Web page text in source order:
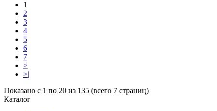
1
2
3
4
5
6
7
>
>|
Показано с 1 по 20 из 135 (всего 7 страниц)
Каталог